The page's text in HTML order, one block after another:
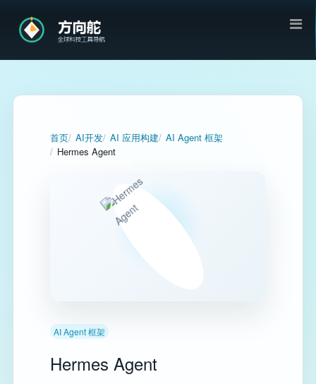
首页 AI开发 AI 应用构建 AI Agent 框架
Hermes Agent
AI Agent 框架
Hermes Agent